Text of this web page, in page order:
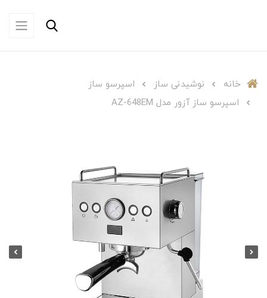
خانه نوشیدنی ساز
اسپرسو ساز
اسپرسو ساز آزور مدل AZ-648EM